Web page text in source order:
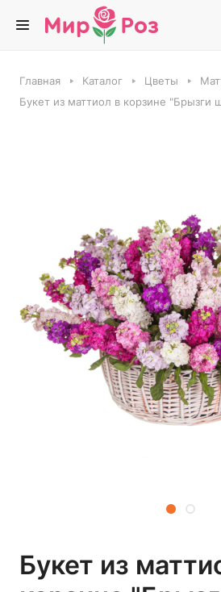
Главная Каталог Цветы
Букет из маттиол в корзине "Брызги
Букет из